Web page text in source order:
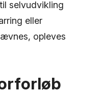
selvudvikling
eller
opleves